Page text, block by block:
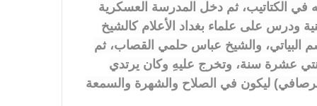
دراسته في الكتاتيب، ثم دخل المدرسة العسكرية
ودرس على علماء بغداد الأعلام كالشيخ
البياتي، والشيخ عباس حلمي القصاب، ثم
عشرة سنة، وتخرج عليهِ وكان يرتدي
ليكون في الصلاح والشهرة والسمعة